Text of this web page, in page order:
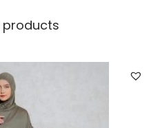
products